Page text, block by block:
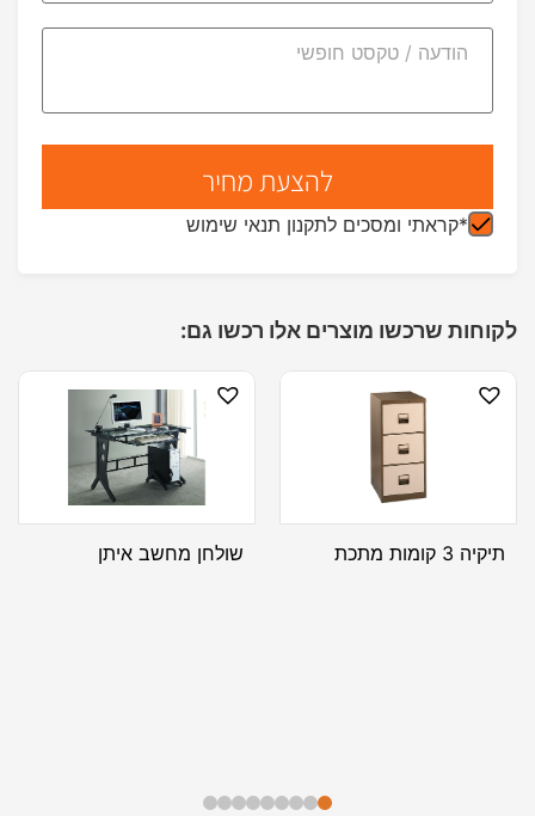
*קראתי ומסכים לתקנון תנאי שימוש
לקוחות שרכשו מוצרים אלו רכשו גם:
תיקיה 3 קומות מתכת שולחן מחשב איתן